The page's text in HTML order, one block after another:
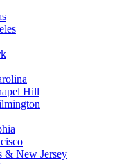
Hill
& New Jersey